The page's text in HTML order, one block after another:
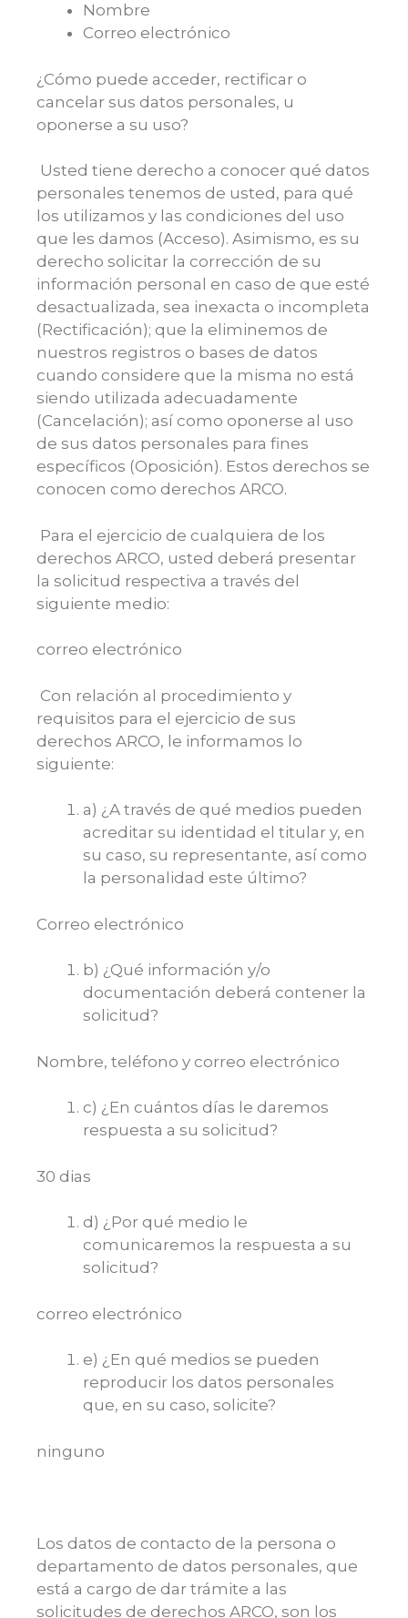
Nombre
Correo electrónico
¿Cómo puede acceder, rectificar o
cancelar sus datos personales, u
oponerse a su uso?
Usted tiene derecho a conocer qué datos
personales tenemos de usted, para qué
los utilizamos y las condiciones del uso
que les damos (Acceso). Asimismo, es su
derecho solicitar la corrección de su
información personal en caso de que esté
desactualizada, sea inexacta o incompleta
(Rectificación); que la eliminemos de
nuestros registros o bases de datos
cuando considere que la misma no está
siendo utilizada adecuadamente
(Cancelación); así como oponerse al uso
de sus datos personales para fines
específicos (Oposición). Estos derechos se
conocen como derechos ARCO.
Para el ejercicio de cualquiera de los
derechos ARCO, usted deberá presentar
la solicitud respectiva a través del
siguiente medio:
correo electrónico
Con relación al procedimiento y
requisitos para el ejercicio de sus
derechos ARCO, le informamos lo
siguiente:
a) ¿A través de qué medios pueden
acreditar su identidad el titular y, en
su caso, su representante, así como
la personalidad este último?
Correo electrónico
b) ¿Qué información y/o
documentación deberá contener la
solicitud?
Nombre, teléfono y correo electrónico
c) ¿En cuántos días le daremos
respuesta a su solicitud?
30 dias
d) ¿Por qué medio le
comunicaremos la respuesta a su
solicitud?
correo electrónico
e) ¿En qué medios se pueden
reproducir los datos personales
que, en su caso, solicite?
ninguno
Los datos de contacto de la persona o
departamento de datos personales, que
está a cargo de dar trámite a las
solicitudes de derechos ARCO, son los